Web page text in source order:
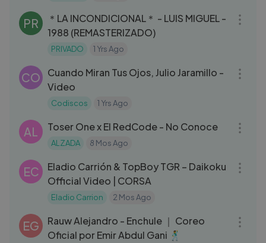
PR
＊LA INCONDICIONAL＊ - LUIS MIGUEL -
1988 (REMASTERIZADO)
PRIVADO 1 Yrs Ago
CO
Cuando Miran Tus Ojos, Julio Jaramillo -
Video
Codiscos 1 Yrs Ago
AL Toser One x El RedCode - No Conoce
ALZADA 8 Mos Ago
EC
Eladio Carrión & TopBoy TGR – Daikoku
Official Video | CORSA
Eladio Carrion 2 Mos Ago
EG
Rauw Alejandro - Enchule ｜ Coreo
Oficial por Emir Abdul Gani 🕺